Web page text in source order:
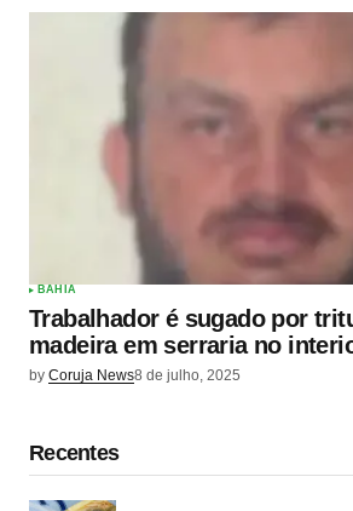
BAHIA
Trabalhador é sugado por
madeira em serraria no
by Coruja News8 de julho, 2025
Recentes